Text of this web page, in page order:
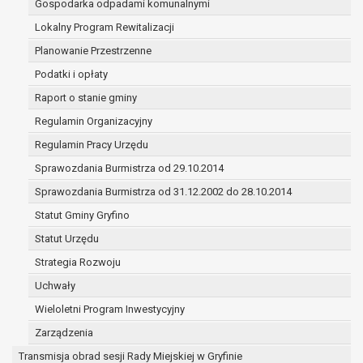
Gospodarka odpadami komunalnymi
Lokalny Program Rewitalizacji
Planowanie Przestrzenne
Podatki i opłaty
Raport o stanie gminy
Regulamin Organizacyjny
Regulamin Pracy Urzędu
Sprawozdania Burmistrza od 29.10.2014
Sprawozdania Burmistrza od 31.12.2002 do 28.10.2014
Statut Gminy Gryfino
Statut Urzędu
Strategia Rozwoju
Uchwały
Wieloletni Program Inwestycyjny
Zarządzenia
Transmisja obrad sesji Rady Miejskiej w Gryfinie
(merytorycznych), a także obowiązków i
zadań zleconych przez instytucje
nadrzędne wobec Gminy;
zawarcia i realizacji umów;
ochrony żywotnych interesów osoby, której
dane dotyczą, lub innej osoby fizycznej;
wykonania zadania realizowanego w
interesie publicznym lub w ramach
sprawowania władzy publicznej
powierzonej administratorowi;
w pozostałych przypadkach dane osobowe
przetwarzane są wyłącznie na podstawie
wcześniej udzielonej zgody w zakresie i celu
określonym w treści zgody.
W związku z przetwarzaniem danych w celu
wskazanym w pkt. 3, dane osobowe mogą być
udostępniane innym upoważnionym odbiorcom lub
kategoriom odbiorców danych osobowych.
Odbiorcami mogą być:
podmioty, które przetwarzają dane